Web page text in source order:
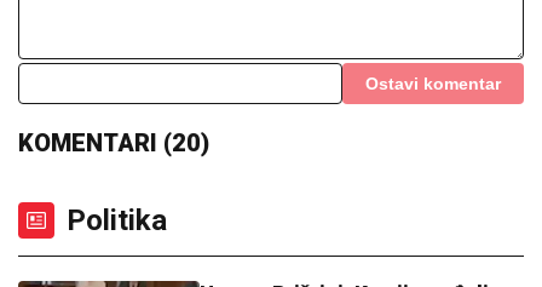
CECA U CRNOJ GORI:
papučama, NE MOŽE DA DOČEKA NASTUP, a evo
šta joj od ranog jutra stvara VELIKU NELAGODU!